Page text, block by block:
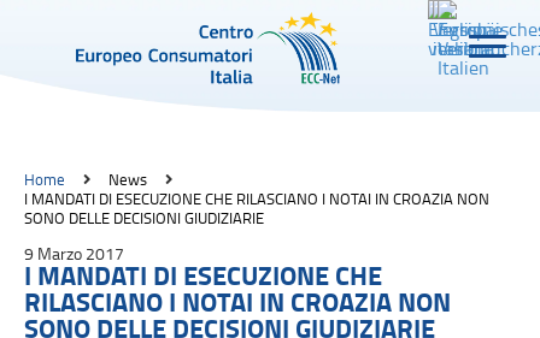
Home
News
I MANDATI DI ESECUZIONE CHE RILASCIANO I NOTAI IN CROAZIA NON
SONO DELLE DECISIONI GIUDIZIARIE
9 Marzo 2017
I MANDATI DI ESECUZIONE CHE
RILASCIANO I NOTAI IN CROAZIA NON
SONO DELLE DECISIONI GIUDIZIARIE